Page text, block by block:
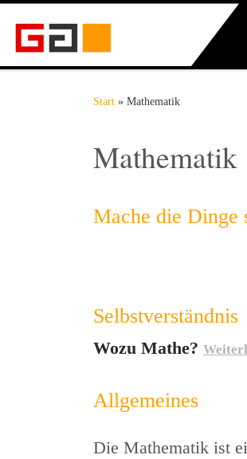
Zum Inhalt springen
Start » Mathematik
Mathematik
Mache die Dinge
Selbstverständnis
Wozu Mathe?
Allgemeines
Die Mathematik ist